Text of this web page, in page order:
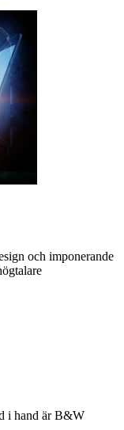
och imponerande
i hand är B&W